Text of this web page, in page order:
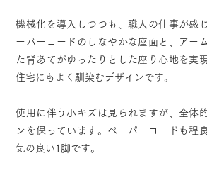
機械化を導入しつつも、職人の仕事が感
ーパーコードのしなやかな座面と、アー
た背あてがゆったりとした座り心地を実
住宅にもよく馴染むデザインです。
使用に伴う小キズは見られますが、全体
ンを保っています。ペーパーコードも程
気の良い1脚です。